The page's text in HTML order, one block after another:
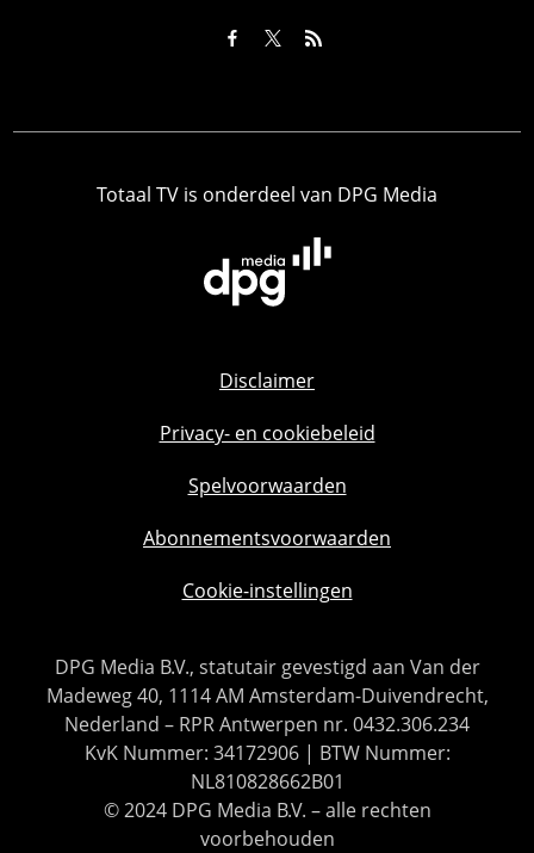
Totaal TV is onderdeel van DPG Media
Disclaimer
Privacy- en cookiebeleid
Spelvoorwaarden
Abonnementsvoorwaarden
Cookie-instellingen
DPG Media B.V., statutair gevestigd aan Van der
Madeweg 40, 1114 AM Amsterdam-Duivendrecht,
Nederland – RPR Antwerpen nr. 0432.306.234
KvK Nummer: 34172906 | BTW Nummer:
NL810828662B01
© 2024 DPG Media B.V. – alle rechten
voorbehouden